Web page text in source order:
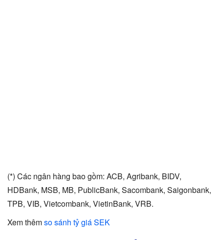
(*) Các ngân hàng bao gồm: ACB, Agribank, BIDV,
HDBank, MSB, MB, PublicBank, Sacombank, Saigonbank,
TPB, VIB, Vietcombank, VietinBank, VRB.
Xem thêmso sánh tỷ giá SEK